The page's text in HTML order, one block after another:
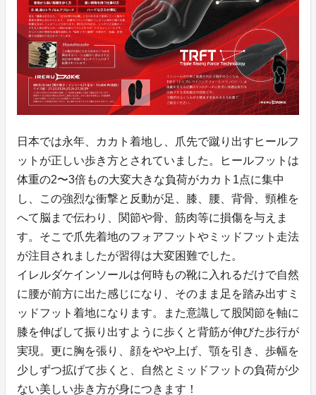
日本では永年、カカト着地し、爪先で蹴り出すヒールフ
ットが正しい歩き方とされていました。ヒールフットは
体重の2〜3倍もの大変大きな負荷がカカト1点に集中
し、この強烈な衝撃と反動が足、膝、腰、背骨、頸椎を
へて脳まで伝わり、関節や骨、筋肉等に損傷を与えま
す。そこで爪先着地のフォアフットやミッドフット走法
が注目されましたが習得は大変困難でした。
イレルダケインソールは何時もの靴に入れるだけで自然
に腰が前方に出た感じになり、そのまま足を踏み出すミ
ッドフット着地になります。また意識して股関節を軸に
膝を伸ばして振り出すように歩くと背筋が伸びた歩行が
実現。更に胸を張り、顔をやや上げ、顎を引き、歩幅を
少しずつ拡げて歩くと、自然とミッドフットの負荷が少
ない美しい歩き方が身につきます！